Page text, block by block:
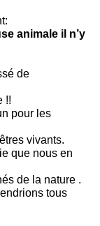
animale il n’y
de
!!
pour les
vivants.
que nous en
de la nature .
tous